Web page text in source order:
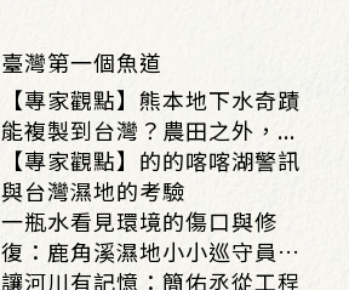
臺灣第一個魚道
【專家觀點】熊本地下水奇蹟
能複製到台灣？農田之外，...
【專家觀點】的的喀喀湖警訊
與台灣濕地的考驗
一瓶水看見環境的傷口與修
復：鹿角溪濕地小小巡守員
的...
讓河川有記憶：簡佑丞從工程